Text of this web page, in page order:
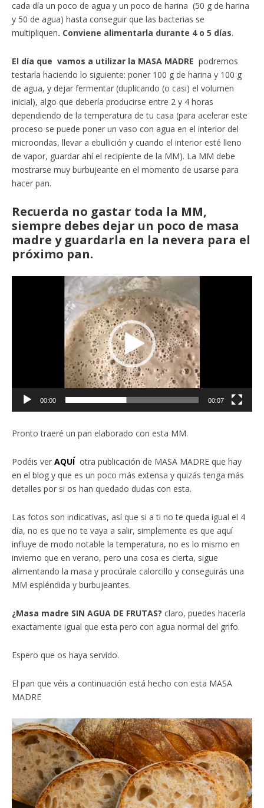
cada día un poco de agua y un poco de harina (50 g de harina
y 50 de agua) hasta conseguir que las bacterias se
multipliquen. Conviene alimentarla durante 4 o 5 días.
El día que vamos a utilizar la MASA MADRE podremos
testarla haciendo lo siguiente: poner 100 g de harina y 100 g
de agua, y dejar fermentar (duplicando (o casi) el volumen
inicial), algo que debería producirse entre 2 y 4 horas
dependiendo de la temperatura de tu casa (para acelerar este
proceso se puede poner un vaso con agua en el interior del
microondas, llevar a ebullición y cuando el interior esté lleno
de vapor, guardar ahí el recipiente de la MM). La MM debe
mostrarse muy burbujeante en el momento de usarse para
hacer pan.
Recuerda no gastar toda la MM,
siempre debes dejar un poco de masa
madre y guardarla en la nevera para el
próximo pan.
00:00 00:07
Pronto traeré un pan elaborado con esta MM.
Podéis ver AQUÍ otra publicación de MASA MADRE que hay
en el blog y que es un poco más extensa y quizás tenga más
detalles por si os han quedado dudas con esta.
Las fotos son indicativas, así que si a ti no te queda igual el 4
día, no es que no te vaya a salir, simplemente es que aquí
influye de modo notable la temperatura, no es lo mismo en
invierno que en verano, pero una cosa es cierta, sigue
alimentando la masa y procúrale calorcillo y conseguirás una
MM espléndida y burbujeantes.
¿Masa madre SIN AGUA DE FRUTAS? claro, puedes hacerla
exactamente igual que esta pero con agua normal del grifo.
Espero que os haya servido.
El pan que véis a continuación está hecho con esta MASA
MADRE